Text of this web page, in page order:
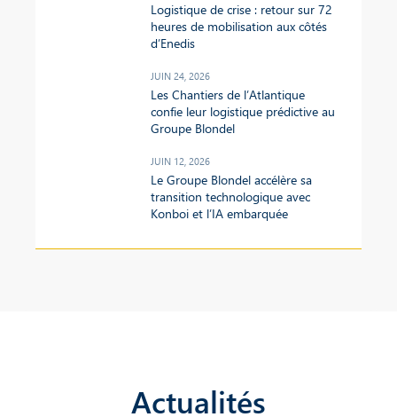
Logistique de crise : retour sur 72
heures de mobilisation aux côtés
d’Enedis
Les Chantiers de l’Atlantique
confie leur logistique prédictive au
Groupe Blondel
JUIN 24, 2026
Le Groupe Blondel accélère sa
transition technologique avec
Konboi et l’IA embarquée
JUIN 12, 2026
Actualités